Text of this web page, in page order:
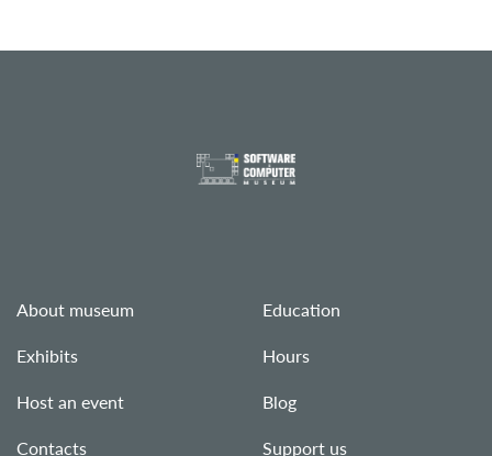
About museum
Exhibits
Host an event
Contacts
Education
Hours
Blog
Support us